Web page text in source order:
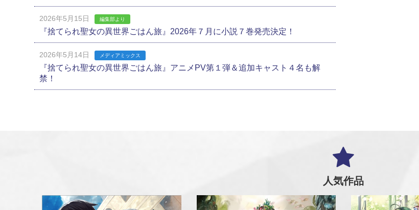
2026年5月15日 編集部より
『捨てられ聖女の異世界ごはん旅』2026年７月に小説７巻発売決定！
2026年5月14日 メディアミックス
『捨てられ聖女の異世界ごはん旅』アニメPV第１弾＆追加キャスト４名も解
禁！
人気作品